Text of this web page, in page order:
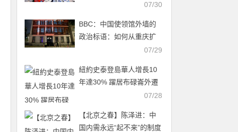
07/30
BBC：中国使领馆外墙的
政治标语：如何从重庆扩
07/29
紐約史泰登島華人增長10
年達30% 躍居布碌崙外遷
07/28
【北京之春】陈泽进：中
国内需永远“起不来”的制度